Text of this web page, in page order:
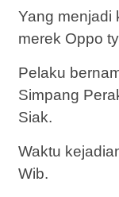
Yang menjadi
merek Oppo
Pelaku
Simpang
Siak.
Waktu
Wib.